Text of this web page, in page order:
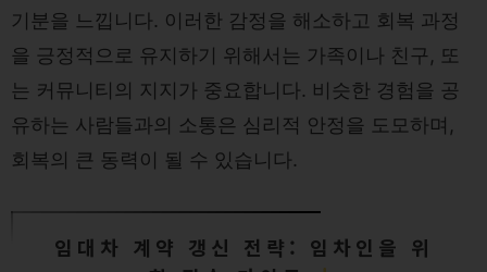
기분을 느낍니다. 이러한 감정을 해소하고 회복 과정
을 긍정적으로 유지하기 위해서는 가족이나 친구, 또
는 커뮤니티의 지지가 중요합니다. 비슷한 경험을 공
유하는 사람들과의 소통은 심리적 안정을 도모하며,
회복의 큰 동력이 될 수 있습니다.
임대차 계약 갱신 전략: 임차인을 위